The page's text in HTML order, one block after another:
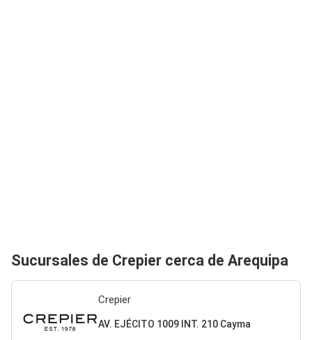
Sucursales de Crepier cerca de Arequipa
Crepier
AV. EJÉCITO 1009 INT. 210 Cayma